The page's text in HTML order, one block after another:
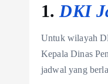
1.DKI
Untuk wilayah
Kepala Dinas
jadwal yang